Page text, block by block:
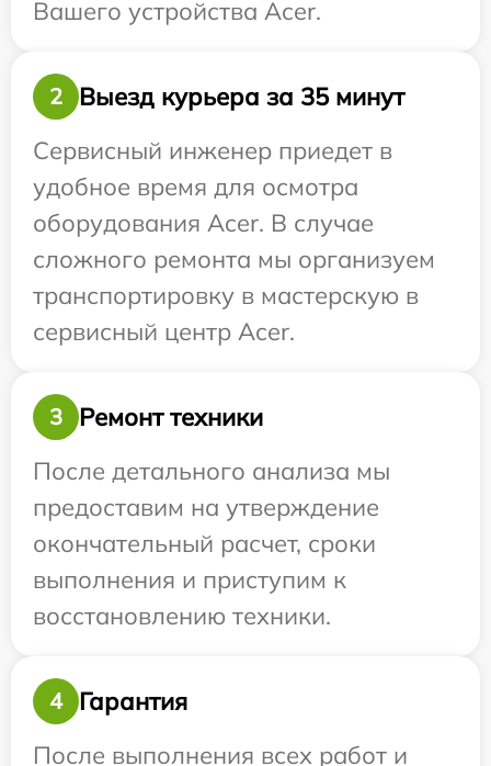
Вашего устройства Acer.
2
Выезд курьера за 35 минут
Сервисный инженер приедет в
удобное время для осмотра
оборудования Acer. В случае
сложного ремонта мы организуем
транспортировку в мастерскую в
сервисный центр Acer.
3
Ремонт техники
После детального анализа мы
предоставим на утверждение
окончательный расчет, сроки
выполнения и приступим к
восстановлению техники.
4
Гарантия
После выполнения всех работ и